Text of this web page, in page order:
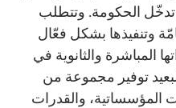
الحكومة. وتتطلب
وتنفيذها بشكل فعّال
المباشرة والثانوية في
توفير مجموعة من
المؤسساتية، والقدرات